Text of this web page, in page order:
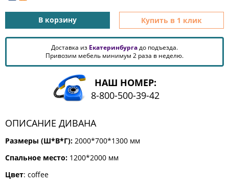
В корзину Купить в 1 клик
Доставка из Екатеринбургадо подъезда.
Привозим мебель минимум 2 раза в неделю.
НАШ НОМЕР:
8-800-500-39-42
ОПИСАНИЕ ДИВАНА
Размеры (Ш*В*Г): 2000*700*1300 мм
Спальное место: 1200*2000 мм
Цвет: coffee
КОМОДЫ
ЖУРНАЛЬНЫЕ
СТОЛЫ
ТУАЛЕТНЫЕ
СТОЛИКИ
БАНКЕТКИ
ДИВАНЧИКИ
МЕБЕЛЬ
ЗЕРКАЛА
ФАБРИКИ